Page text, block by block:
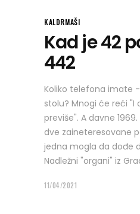
KALDRMAŠI
Kad je 42
442
Koliko telefona imate
stolu? Mnogi će reći "I
previše". A davne
dve zaineteresovane
jedna mogla da dođe
Nadležni "organi" iz
11/04/2021